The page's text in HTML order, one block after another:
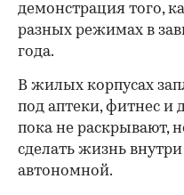
демонстрация того,
разных режимах в
года.
В жилых корпусах
под аптеки, фитнес и
пока не раскрывают,
сделать жизнь
автономной.